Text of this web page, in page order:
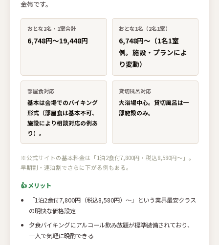
金帯です。
おとな2名・1室合計
6,748円〜19,448円
おとな1名（2名1室）
6,748円〜（1名1室
例。施設・プランによ
り変動）
部屋食対応
基本は会場でのバイキング
形式（部屋食は基本不可、
施設により相談対応の例あ
り）。
貸切風呂対応
大浴場中心。貸切風呂は一
部施設のみ。
※公式サイトの基本料金は「1泊2食付7,800円・税込8,580円〜」。
早期割・連泊割でさらに下がる例もある。
👍 メリット
「1泊2食付7,800円（税込8,580円）〜」という業界最安クラス
の明快な価格設定
夕食バイキングにアルコール飲み放題が標準装備されており、
一人で気軽に晩酌できる